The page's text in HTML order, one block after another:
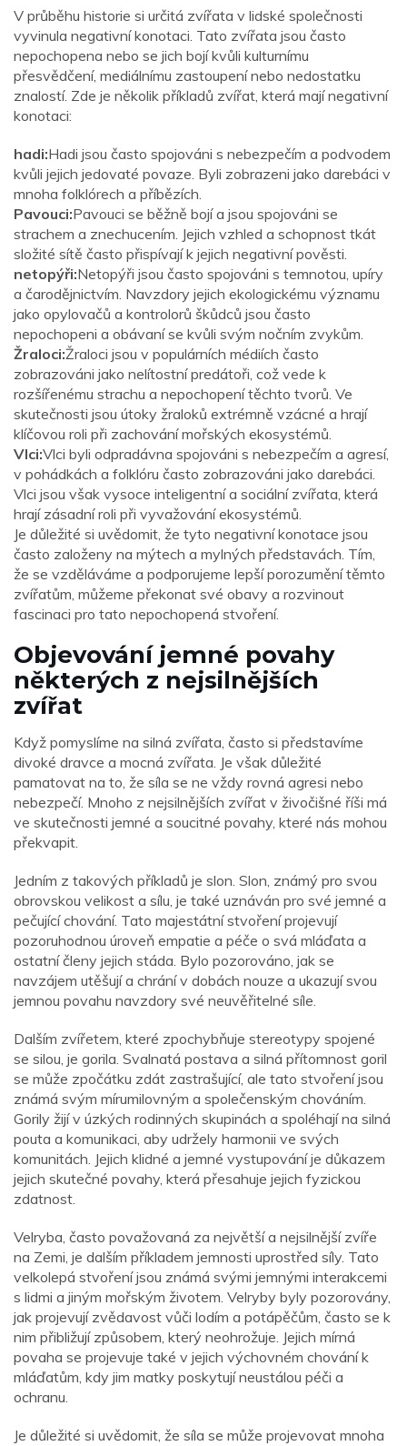
V průběhu historie si určitá zvířata v lidské společnosti
vyvinula negativní konotaci. Tato zvířata jsou často
nepochopena nebo se jich bojí kvůli kulturnímu
přesvědčení, mediálnímu zastoupení nebo nedostatku
znalostí. Zde je několik příkladů zvířat, která mají negativní
konotaci:
hadi:Hadi jsou často spojováni s nebezpečím a podvodem
kvůli jejich jedovaté povaze. Byli zobrazeni jako darebáci v
mnoha folklórech a příbězích.
Pavouci:Pavouci se běžně bojí a jsou spojováni se
strachem a znechucením. Jejich vzhled a schopnost tkát
složité sítě často přispívají k jejich negativní pověsti.
netopýři:Netopýři jsou často spojováni s temnotou, upíry
a čarodějnictvím. Navzdory jejich ekologickému významu
jako opylovačů a kontrolorů škůdců jsou často
nepochopeni a obávaní se kvůli svým nočním zvykům.
Žraloci:Žraloci jsou v populárních médiích často
zobrazováni jako nelítostní predátoři, což vede k
rozšířenému strachu a nepochopení těchto tvorů. Ve
skutečnosti jsou útoky žraloků extrémně vzácné a hrají
klíčovou roli při zachování mořských ekosystémů.
Vlci:Vlci byli odpradávna spojováni s nebezpečím a agresí,
v pohádkách a folklóru často zobrazováni jako darebáci.
Vlci jsou však vysoce inteligentní a sociální zvířata, která
hrají zásadní roli při vyvažování ekosystémů.
Je důležité si uvědomit, že tyto negativní konotace jsou
často založeny na mýtech a mylných představách. Tím,
že se vzděláváme a podporujeme lepší porozumění těmto
zvířatům, můžeme překonat své obavy a rozvinout
fascinaci pro tato nepochopená stvoření.
Objevování jemné povahy
některých z nejsilnějších
zvířat
Když pomyslíme na silná zvířata, často si představíme
divoké dravce a mocná zvířata. Je však důležité
pamatovat na to, že síla se ne vždy rovná agresi nebo
nebezpečí. Mnoho z nejsilnějších zvířat v živočišné říši má
ve skutečnosti jemné a soucitné povahy, které nás mohou
překvapit.
Jedním z takových příkladů je slon. Slon, známý pro svou
obrovskou velikost a sílu, je také uznáván pro své jemné a
pečující chování. Tato majestátní stvoření projevují
pozoruhodnou úroveň empatie a péče o svá mláďata a
ostatní členy jejich stáda. Bylo pozorováno, jak se
navzájem utěšují a chrání v dobách nouze a ukazují svou
jemnou povahu navzdory své neuvěřitelné síle.
Dalším zvířetem, které zpochybňuje stereotypy spojené
se silou, je gorila. Svalnatá postava a silná přítomnost goril
se může zpočátku zdát zastrašující, ale tato stvoření jsou
známá svým mírumilovným a společenským chováním.
Gorily žijí v úzkých rodinných skupinách a spoléhají na silná
pouta a komunikaci, aby udržely harmonii ve svých
komunitách. Jejich klidné a jemné vystupování je důkazem
jejich skutečné povahy, která přesahuje jejich fyzickou
zdatnost.
Velryba, často považovaná za největší a nejsilnější zvíře
na Zemi, je dalším příkladem jemnosti uprostřed síly. Tato
velkolepá stvoření jsou známá svými jemnými interakcemi
s lidmi a jiným mořským životem. Velryby byly pozorovány,
jak projevují zvědavost vůči lodím a potápěčům, často se k
nim přibližují způsobem, který neohrožuje. Jejich mírná
povaha se projevuje také v jejich výchovném chování k
mláďatům, kdy jim matky poskytují neustálou péči a
ochranu.
Je důležité si uvědomit, že síla se může projevovat mnoha